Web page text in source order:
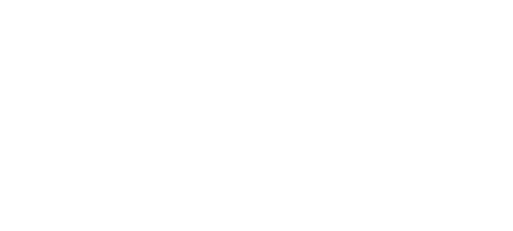
auf die Reise gehen und im